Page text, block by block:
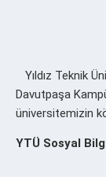
Yıldız Teknik
Davutpaşa
üniversitemizin
YTÜ Sosyal